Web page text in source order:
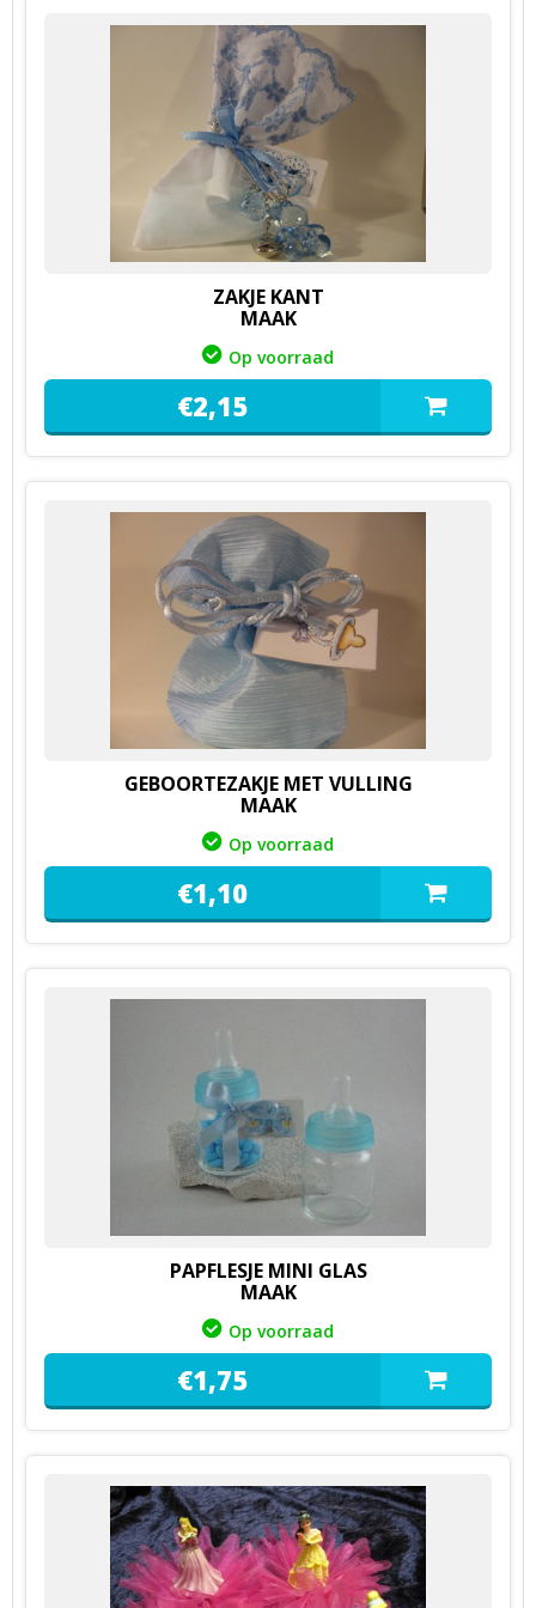
ZAKJE KANT
MAAK
Op voorraad
€2,15
GEBOORTEZAKJE MET VULLING
MAAK
Op voorraad
€1,10
PAPFLESJE MINI GLAS
MAAK
Op voorraad
€1,75